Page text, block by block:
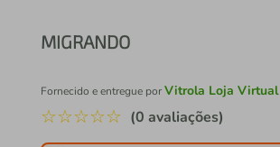
MIGRANDO
Fornecido e entregue porVitrola Loja Virtual
☆☆☆☆☆ (0 avaliações)